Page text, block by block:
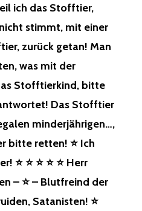
I
ich das Stofftier,
stimmt, mit einer
zurück getan! Man
was mit der
Stofftierkind, bitte
Das Stofftier
minderjährigen…,
bitte retten! ⭐ Ich
⭐ ⭐ ⭐ ⭐ Herr
– ⭐ – Blutfreind der
Satanisten! ⭐